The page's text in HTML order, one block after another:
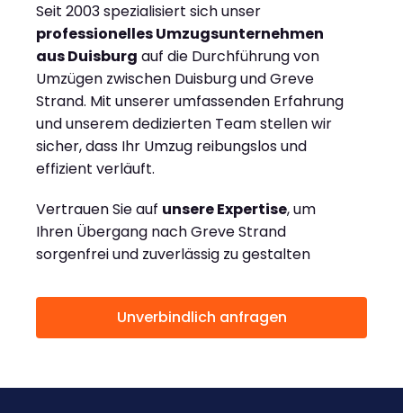
Seit 2003 spezialisiert sich unser
professionelles Umzugsunternehmen
aus Duisburg auf die Durchführung von
Umzügen zwischen Duisburg und Greve
Strand. Mit unserer umfassenden Erfahrung
und unserem dedizierten Team stellen wir
sicher, dass Ihr Umzug reibungslos und
effizient verläuft.
Vertrauen Sie auf unsere Expertise, um
Ihren Übergang nach Greve Strand
sorgenfrei und zuverlässig zu gestalten
Unverbindlich anfragen